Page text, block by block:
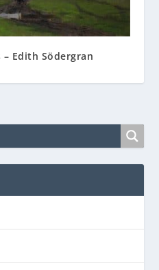
– Edith Södergran